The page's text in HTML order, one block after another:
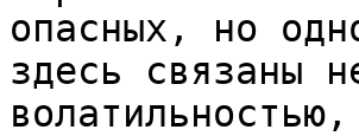
опасных, но
здесь связаны